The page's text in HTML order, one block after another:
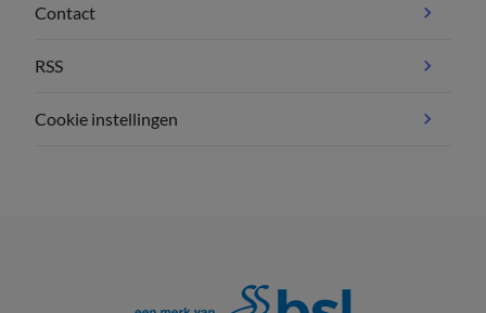
Contact
RSS
Cookie instellingen